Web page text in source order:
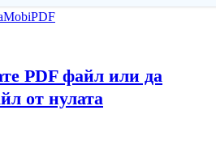
MobiPDF
PDF файл или да
от нулата